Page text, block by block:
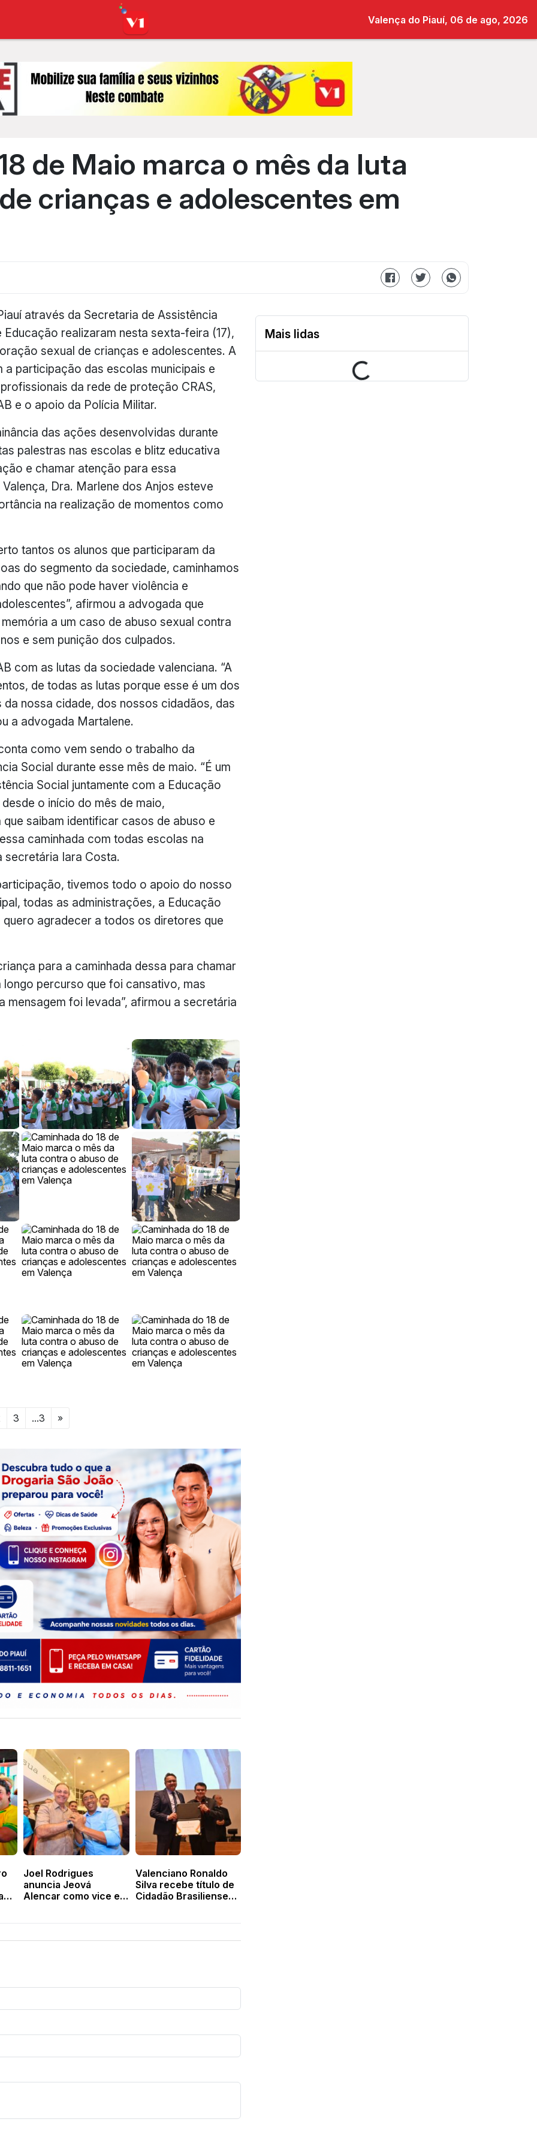
Valença do Piauí, 06 de ago, 2026
de Maio marca o mês da luta
crianças e adolescentes em
através da Secretaria de Assistência
realizaram nesta sexta-feira (17),
sexual de crianças e adolescentes. A
participação das escolas municipais e
da rede de proteção CRAS,
e o apoio da Polícia Militar.
das ações desenvolvidas durante
palestras nas escolas e blitz educativa
e chamar atenção para essa
Dra. Marlene dos Anjos esteve
na realização de momentos como
tantos os alunos que participaram da
do segmento da sociedade, caminhamos
que não pode haver violência e
afirmou a advogada que
a um caso de abuso sexual contra
e sem punição dos culpados.
com as lutas da sociedade valenciana. “A
de todas as lutas porque esse é um dos
nossa cidade, dos nossos cidadãos, das
a advogada Martalene.
como vem sendo o trabalho da
Social durante esse mês de maio. “É um
Social juntamente com a Educação
o início do mês de maio,
saibam identificar casos de abuso e
caminhada com todas escolas na
secretária Iara Costa.
tivemos todo o apoio do nosso
todas as administrações, a Educação
agradecer a todos os diretores que
para a caminhada dessa para chamar
percurso que foi cansativo, mas
mensagem foi levada”, afirmou a secretária
3 ...3 »
Joel Rodrigues
anuncia Jeová
Alencar como vice em
Valenciano Ronaldo
Silva recebe título de
Cidadão Brasiliense
Mais lidas
Loading...